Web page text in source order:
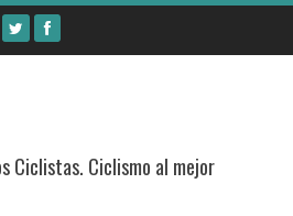
Ciclistas. Ciclismo al mejor